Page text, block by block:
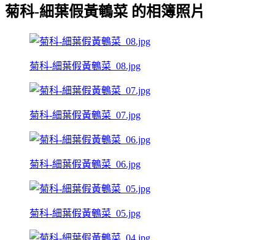
菊科-細葉假黃鵪菜 的相簿照片
菊科-細葉假黃鵪菜_08.jpg
菊科-細葉假黃鵪菜_07.jpg
菊科-細葉假黃鵪菜_06.jpg
菊科-細葉假黃鵪菜_05.jpg